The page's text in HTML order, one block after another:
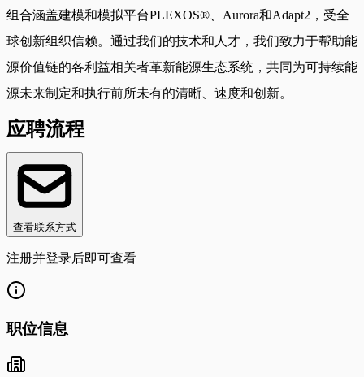
组合涵盖建模和模拟平台PLEXOS®、Aurora和Adapt2，受全
球创新组织信赖。通过我们的技术和人才，我们致力于帮助能
源价值链的各利益相关者革新能源生态系统，共同为可持续能
源未来制定和执行前所未有的清晰、速度和创新。
应聘流程
查看联系方式
注册并登录后即可查看
职位信息